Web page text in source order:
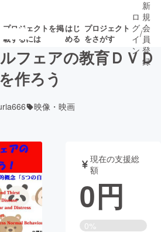
プロジェクトを掲
載するには
はじ
める
プロジェクト
をさがす
の新着プロ
ト
募集終了が近いプ
ロジェクト
音楽
・ガジェット ゲーム・サ
書籍・雑誌
ロ
グ
イ
ン
/
新
規
会
員
登
録
フェアの教育ＤＶＤ
を作ろう
映像・映画
現在の支援総
額
0円
0%